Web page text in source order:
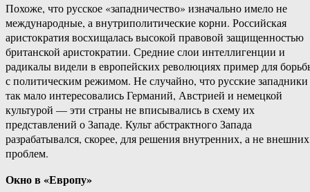
Похоже, что русское «западничество» изначально имело не
международные, а внутриполитические корни. Российская
аристократия восхищалась высокой правовой защищенностью
британской аристократии. Средние слои интеллигенции и
радикалы видели в европейских революциях пример для
с политическим режимом. Не случайно, что русские западники
так мало интересовались Германий, Австрией и немецкой
культурой — эти страны не вписывались в схему их
представлений о Западе. Культ абстрактного Запада
разрабатывался, скорее, для решения внутренних, а не внешних
проблем.
Окно в «Европу»